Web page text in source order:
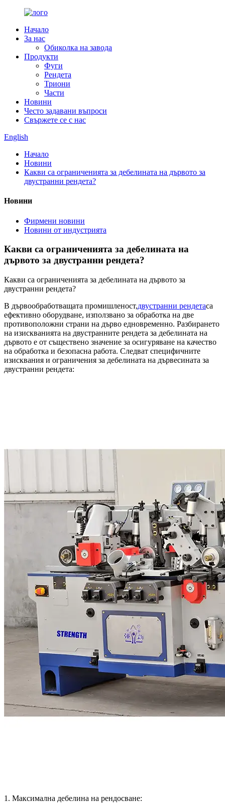
Начало
За нас
Обиколка на завода
Продукти
Фуги
Рендета
Триони
Части
Новини
Често задавани въпроси
Свържете се с нас
English
Начало
Новини
Какви са ограниченията за дебелината на дървото за
двустранни рендета?
Новини
Фирмени новини
Новини от индустрията
Какви са ограниченията за дебелината на
дървото за двустранни рендета?
Какви са ограниченията за дебелината на дървото за
двустранни рендета?
В дървообработващата промишленост,двустранни рендетаса
ефективно оборудване, използвано за обработка на две
противоположни страни на дърво едновременно. Разбирането
на изискванията на двустранните рендета за дебелината на
дървото е от съществено значение за осигуряване на качество
на обработка и безопасна работа. Следват специфичните
изисквания и ограничения за дебелината на дървесината за
двустранни рендета:
1. Максимална дебелина на рендосване: